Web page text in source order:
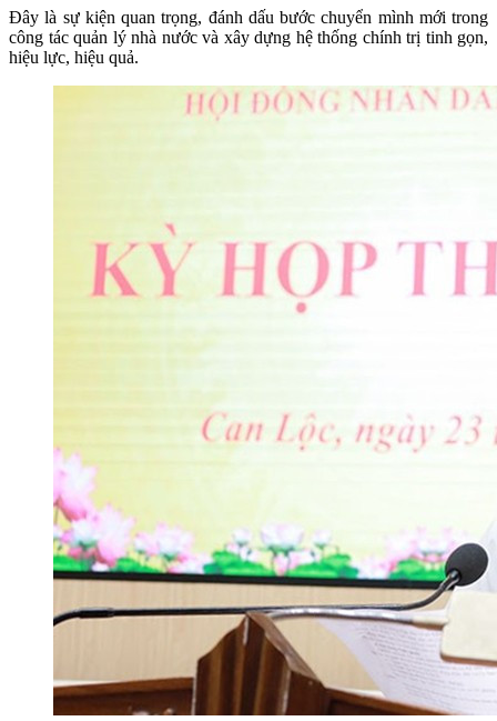
Đây là sự kiện quan trọng, đánh dấu bước chuyển mình mới trong
công tác quản lý nhà nước và xây dựng hệ thống chính trị tinh gọn,
hiệu lực, hiệu quả.